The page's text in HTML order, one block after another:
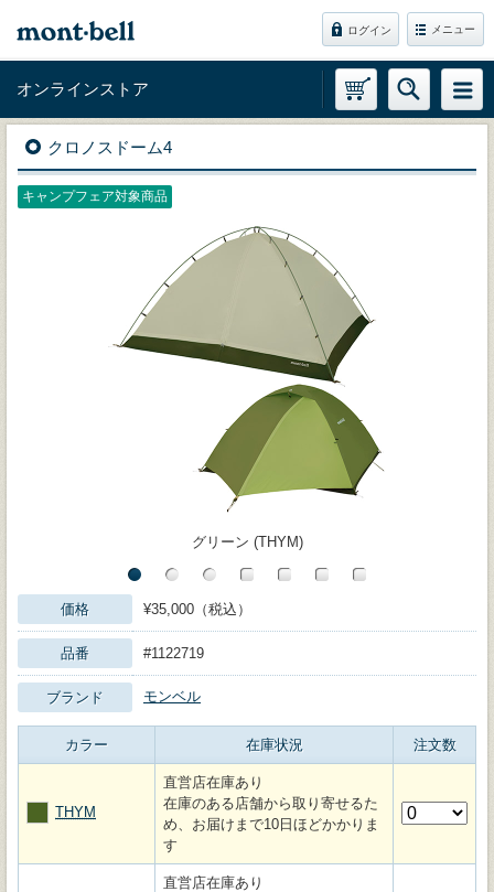
ログイン メニュー
オンラインストア
クロノスドーム4
キャンプフェア対象商品
グリーン (THYM)
価格 ¥35,000（税込）
品番 #1122719
ブランド モンベル
カラー 在庫状況 注文数
THYM
直営店在庫あり
在庫のある店舗から取り寄せるた
め、お届けまで10日ほどかかりま
す
直営店在庫あり